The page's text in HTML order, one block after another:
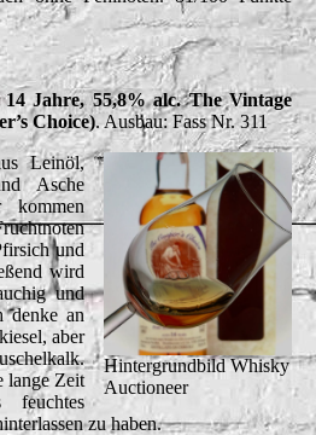
Jahre, 55,8% alc. The Vintage
Choice). Ausbau: Fass Nr. 311
Hintergrundbild Whisky
Auctioneer
Leinöl,
Asche
kommen
und
wird
und
denke an
aber
lange Zeit
zu haben.